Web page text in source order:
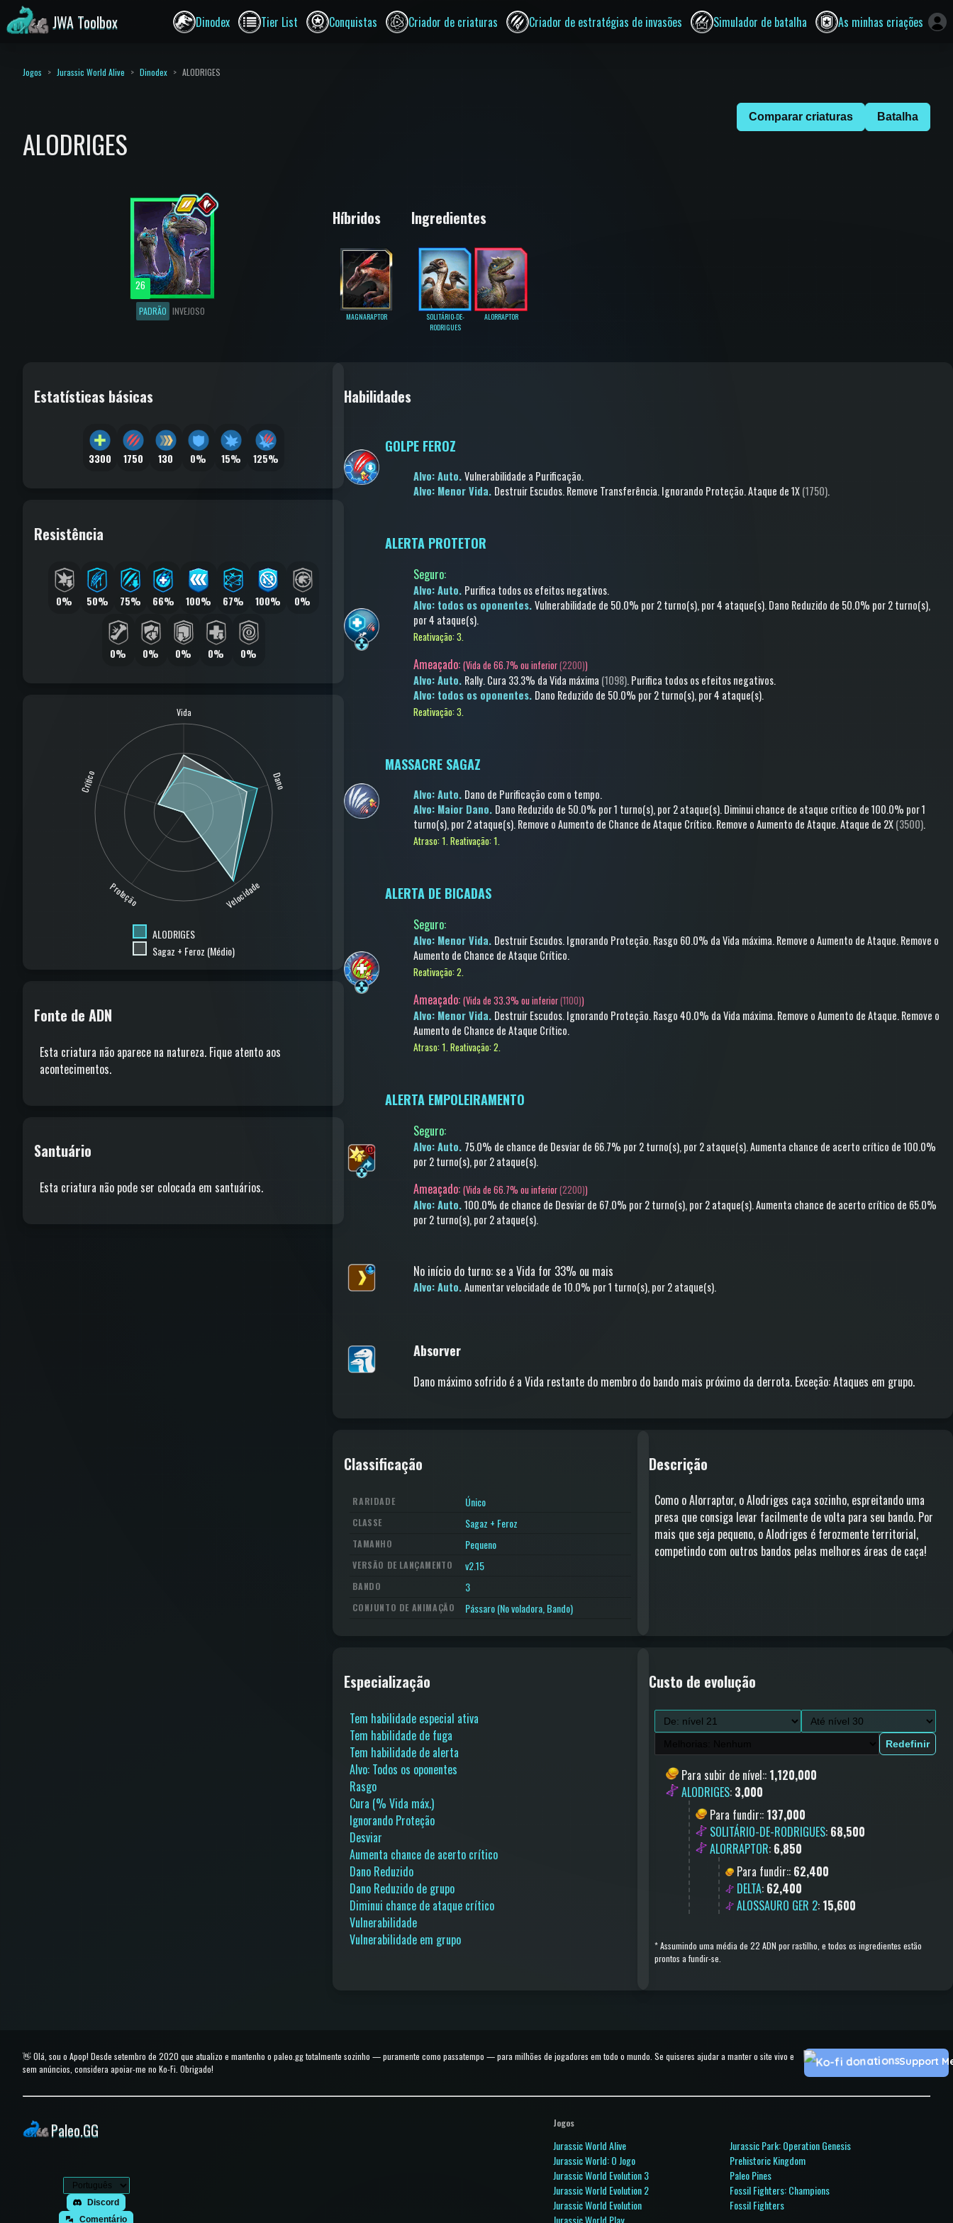
JWA Toolbox Dinodex Tier List Conquistas Criador de criaturas Criador de estratégias de invasões Simulador de batalha As minhas criações
Jogos Jurassic World Alive Dinodex ALODRIGES
ALODRIGES
26
PADRÃO INVEJOSO
Híbridos
MAGNARAPTOR
Ingredientes
SOLITÁRIO-DE-
RODRIGUES
ALORRAPTOR
Comparar criaturas Batalha
Estatísticas básicas
3300 1750 130 0% 15% 125%
Resistência
0% 50% 75% 66% 100% 67% 100% 0%
0% 0% 0% 0% 0%
Vida
Dano
Velocidade
Proteção
Crítico
ALODRIGES
Sagaz + Feroz (Médio)
Fonte de ADN
Esta criatura não aparece na natureza. Fique atento aos
acontecimentos.
Santuário
Esta criatura não pode ser colocada em santuários.
Habilidades
GOLPE FEROZ
Alvo: Auto.Vulnerabilidade a Purificação.
Alvo: Menor Vida. Destruir Escudos.Remove Transferência.Ignorando Proteção.Ataque de 1X(1750).
ALERTA PROTETOR
Seguro:
Alvo: Auto. Purifica todos os efeitos negativos.
Alvo: todos os oponentes.Vulnerabilidade de 50.0% por 2 turno(s), por 4 ataque(s).Dano Reduzido de 50.0% por 2 turno(s),
por 4 ataque(s).
Reativação: 3.
Ameaçado:(Vida de 66.7% ou inferior(2200))
Alvo: Auto. Rally.Cura 33.3% da Vida máxima (1098).Purifica todos os efeitos negativos.
Alvo: todos os oponentes. Dano Reduzido de 50.0% por 2 turno(s), por 4 ataque(s).
Reativação: 3.
MASSACRE SAGAZ
Alvo: Auto. Dano de Purificação com o tempo.
Alvo: Maior Dano. Dano Reduzido de 50.0% por 1 turno(s), por 2 ataque(s).Diminui chance de ataque crítico de 100.0% por 1
turno(s), por 2 ataque(s).Remove o Aumento de Chance de Ataque Crítico.Remove o Aumento de Ataque.Ataque de 2X(3500).
Atraso: 1.Reativação: 1.
ALERTA DE BICADAS
Seguro:
Alvo: Menor Vida. Destruir Escudos.Ignorando Proteção.Rasgo 60.0% da Vida máxima.Remove o Aumento de Ataque.Remove o
Aumento de Chance de Ataque Crítico.
Reativação: 2.
Ameaçado:(Vida de 33.3% ou inferior(1100))
Alvo: Menor Vida. Destruir Escudos.Ignorando Proteção.Rasgo40.0% da Vida máxima.Remove o Aumento de Ataque.Remove o
Aumento de Chance de Ataque Crítico.
Atraso: 1.Reativação: 2.
ALERTA EMPOLEIRAMENTO
Seguro:
Alvo: Auto. 75.0% de chance de Desviarde 66.7% por 2 turno(s), por 2 ataque(s).Aumenta chance de acerto crítico de 100.0%
por 2 turno(s), por 2 ataque(s).
Ameaçado:(Vida de 66.7% ou inferior(2200))
Alvo: Auto.100.0% de chance de Desviarde 67.0% por 2 turno(s), por 2 ataque(s).Aumenta chance de acerto crítico de 65.0%
por 2 turno(s), por 2 ataque(s).
No início do turno: se a Vida for 33% ou mais
Alvo: Auto.Aumentar velocidade de 10.0% por 1 turno(s), por 2 ataque(s).
Absorver
Dano máximo sofrido é a Vida restante do membro do bando mais próximo da derrota. Exceção: Ataques em grupo.
Classificação
RARIDADE Único
CLASSE Sagaz + Feroz
TAMANHO Pequeno
VERSÃO DE LANÇAMENTO v2.15
BANDO 3
CONJUNTO DE ANIMAÇÃO Pássaro (No voladora, Bando)
Descrição
Como o Alorraptor, o Alodriges caça sozinho, espreitando uma
presa que consiga levar facilmente de volta para seu bando. Por
mais que seja pequeno, o Alodriges é ferozmente territorial,
competindo com outros bandos pelas melhores áreas de caça!
Especialização
Tem habilidade especial ativa
Tem habilidade de fuga
Tem habilidade de alerta
Alvo: Todos os oponentes
Rasgo
Cura (% Vida máx.)
Ignorando Proteção
Desviar
Aumenta chance de acerto crítico
Dano Reduzido
Dano Reduzido de grupo
Diminui chance de ataque crítico
Vulnerabilidade
Vulnerabilidade em grupo
Custo de evolução
Redefinir
Para subir de nível:: 1,120,000
ALODRIGES: 3,000
Para fundir:: 137,000
SOLITÁRIO-DE-RODRIGUES: 68,500
ALORRAPTOR: 6,850
Para fundir:: 62,400
DELTA: 62,400
ALOSSAURO GER 2: 15,600
*Assumindo uma média de 22 ADN por rastilho, e todos os ingredientes estão
prontos a fundir-se.
👋 Olá, sou o Apop! Desde setembro de 2020 que atualizo e mantenho o paleo.gg totalmente sozinho — puramente como passatempo — para milhões de jogadores em todo o mundo. Se quiseres ajudar a manter o site vivo e
sem anúncios, considera apoiar-me no Ko-Fi. Obrigado!
Support
Paleo.GG
Discord
Comentário
Jogos
Jurassic World Alive
Jurassic World: O Jogo
Jurassic World Evolution 3
Jurassic World Evolution 2
Jurassic World Evolution
Jurassic World Play
Jurassic Park: Operation Genesis
Prehistoric Kingdom
Paleo Pines
Fossil Fighters: Champions
Fossil Fighters